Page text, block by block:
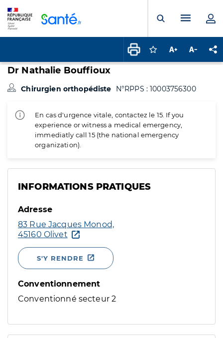
Ouvrir laMenu
Connectez-vous
Augmenter la
Dr Nathalie Bouffioux
Chirurgien orthopédiste N°RPPS : 10003756300
En cas d'urgence vitale, contactez le 15. If you
experience or witness a medical emergency,
immediatly call 15 (the national emergency
organization).
INFORMATIONS PRATIQUES
Adresse
83 Rue Jacques Monod,
45160 Olivet
S'Y RENDRE
Conventionnement
Conventionné secteur 2